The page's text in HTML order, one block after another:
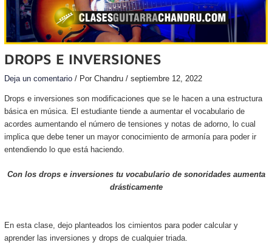
DROPS E INVERSIONES
Deja un comentario / Por Chandru / septiembre 12, 2022
Drops e inversiones son modificaciones que se le hacen a una estructura
básica en música. El estudiante tiende a aumentar el vocabulario de
acordes aumentando el número de tensiones y notas de adorno, lo cual
implica que debe tener un mayor conocimiento de armonía para poder ir
entendiendo lo que está haciendo.
Con los drops e inversiones tu vocabulario de sonoridades aumenta
drásticamente
En esta clase, dejo planteados los cimientos para poder calcular y
aprender las inversiones y drops de cualquier triada.